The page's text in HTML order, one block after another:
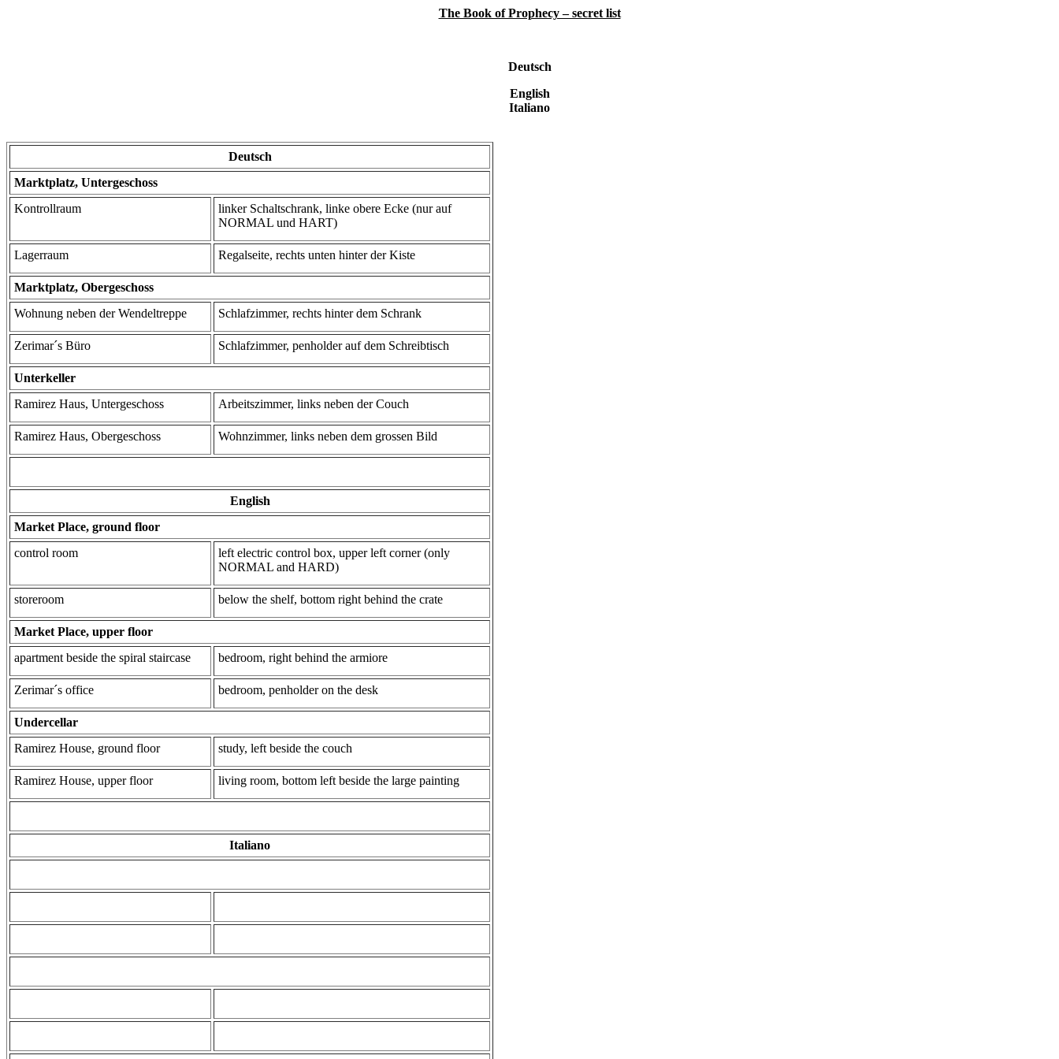
The Book of Prophecy – secret list
Deutsch
English
Italiano
Deutsch
Marktplatz, Untergeschoss
Kontrollraum
linker Schaltschrank, linke obere Ecke (nur auf
NORMAL und HART)
Lagerraum Regalseite, rechts unten hinter der Kiste
Marktplatz, Obergeschoss
Wohnung neben der Wendeltreppe
Schlafzimmer, rechts hinter dem Schrank
Zerimar´s Büro Schlafzimmer, penholder auf dem Schreibtisch
Unterkeller
Ramirez Haus, Untergeschoss
Arbeitszimmer, links neben der Couch
Ramirez Haus, Obergeschoss Wohnzimmer, links neben dem grossen Bild
English
Market Place, ground floor
control room
left electric control box, upper left corner (only
NORMAL and HARD)
storeroom below the shelf, bottom right behind the crate
Market Place, upper floor
apartment beside the spiral staircase
bedroom, right behind the armiore
Zerimar´s office bedroom, penholder on the desk
Undercellar
Ramirez House, ground floor
study, left beside the couch
Ramirez House, upper floor living room, bottom left beside the large painting
Italiano